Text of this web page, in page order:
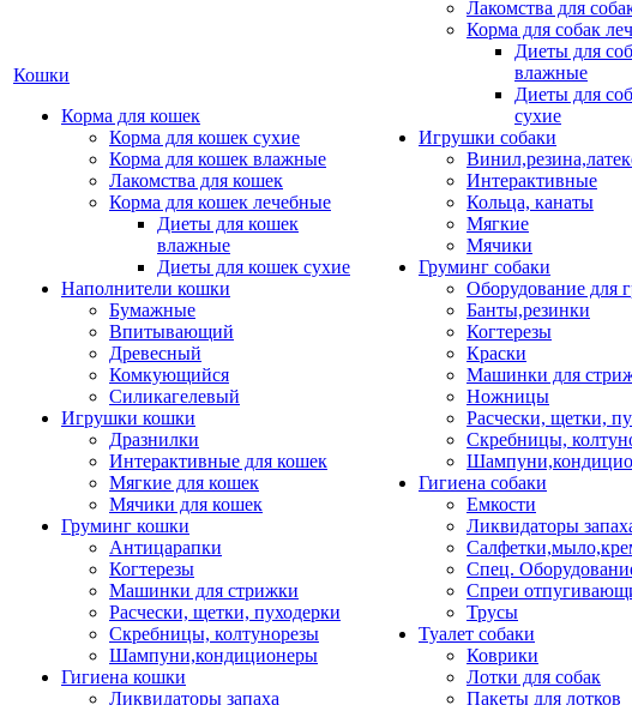
Кошки
Корма для кошек
Корма для кошек сухие
Корма для кошек влажные
Лакомства для кошек
Корма для кошек лечебные
Диеты для кошек
влажные
Диеты для кошек сухие
Наполнители кошки
Бумажные
Впитывающий
Древесный
Комкующийся
Силикагелевый
Игрушки кошки
Дразнилки
Интерактивные для кошек
Мягкие для кошек
Мячики для кошек
Груминг кошки
Антицарапки
Когтерезы
Машинки для стрижки
Расчески, щетки, пуходерки
Скребницы, колтунорезы
Шампуни,кондиционеры
Гигиена кошки
Ликвидаторы запаха
Лакомства для
Корма для собак
Диеты для
влажные
Диеты для
сухие
Игрушки собаки
Интерактивные
Кольца, канаты
Мягкие
Мячики
Груминг собаки
Оборудование для
Банты,резинки
Когтерезы
Краски
Машинки для
Ножницы
Расчески, щетки,
Скребницы,
Гигиена собаки
Емкости
Ликвидаторы
Спец.
Спреи
Трусы
Туалет собаки
Коврики
Лотки для собак
Пакеты для лотков